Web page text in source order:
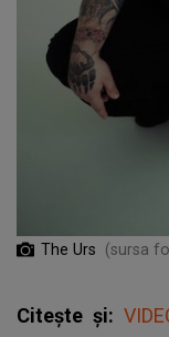
The Urs (sursa
Citește și: